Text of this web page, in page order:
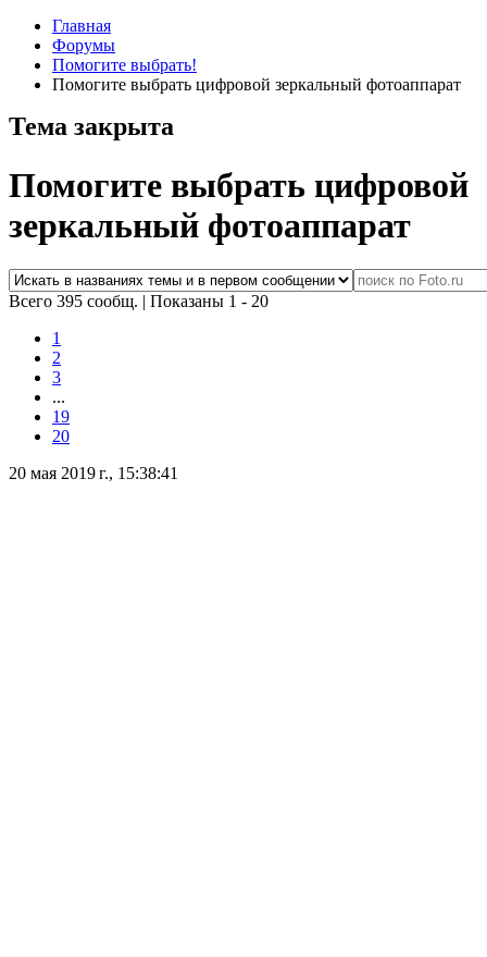
Главная
Форумы
Помогите выбрать!
Помогите выбрать цифровой зеркальный фотоаппарат
Тема закрыта
Помогите выбрать цифровой
зеркальный фотоаппарат
Всего 395 сообщ. | Показаны 1 - 20
1
2
3
...
19
20
20 мая 2019 г., 15:38:41